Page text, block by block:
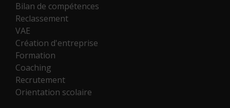
Bilan de compétences
Reclassement
VAE
Création d'entreprise
Formation
Coaching
Recrutement
Orientation scolaire